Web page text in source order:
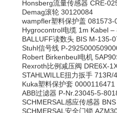
Honsberg流量传感器 CRE-
Demag滚轮 30120084
wampfler塑料保护盖 081573-
Hygrocontrol电缆 1m Kabel –
BALLUFF读数头 BIS M-135-
Stuhl信号线 P-
Robert Birkenbeul电机
Rexroth比例减压阀 DRE6X-
STAHLWILLE扭力扳手 713R/
Kuka塑料保护套 0000116471
ABB过滤器 P-Nr.23045-5-
SCHMERSAL感应传感器
SCHMERSAL安全门锁